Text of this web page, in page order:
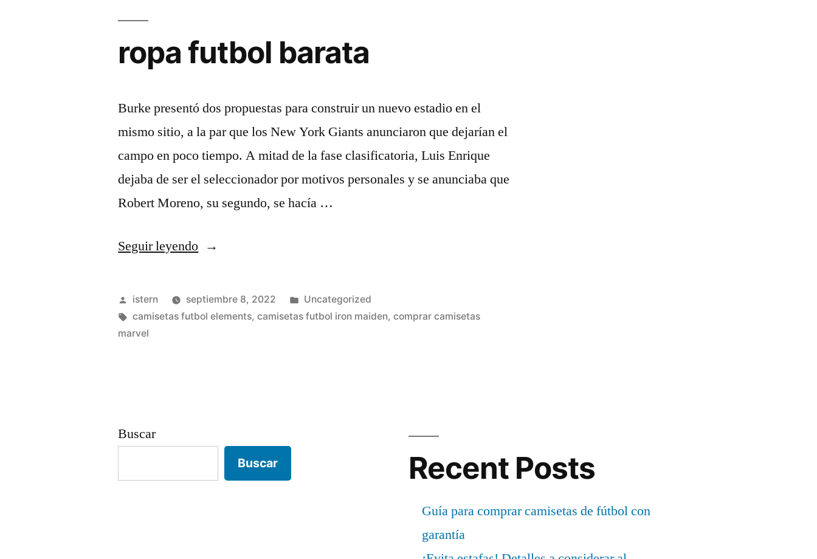
ropa futbol barata
Burke presentó dos propuestas para construir un nuevo estadio en el
mismo sitio, a la par que los New York Giants anunciaron que dejarían el
campo en poco tiempo. A mitad de la fase clasificatoria, Luis Enrique
dejaba de ser el seleccionador por motivos personales y se anunciaba que
Robert Moreno, su segundo, se hacía …
Seguir leyendo«ropa
barata»
Publicado
por
istern septiembre 8, 2022
Publicado
en
Uncategorized
Etiquetas:
camisetas futbol elements,camisetas futbol iron maiden,comprar camisetas
marvel
Buscar
Buscar Recent Posts
Guía para comprar camisetas de fútbol con
garantía